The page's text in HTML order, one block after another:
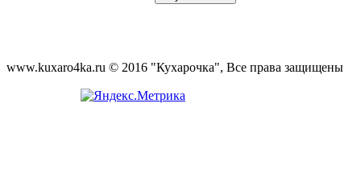
www.kuxaro4ka.ru © 2016 "Кухарочка", Все права защищены